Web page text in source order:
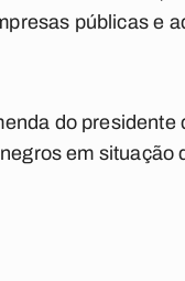
públicas e
do presidente
em situação